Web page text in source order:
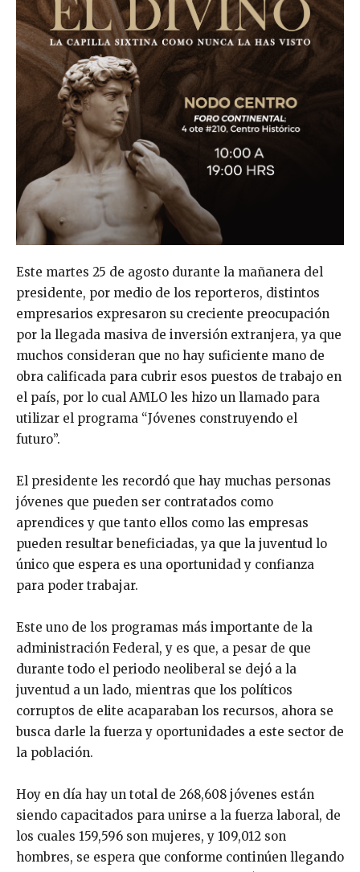
Este martes 25 de agosto durante la mañanera del
presidente, por medio de los reporteros, distintos
empresarios expresaron su creciente preocupación
por la llegada masiva de inversión extranjera, ya que
muchos consideran que no hay suficiente mano de
obra calificada para cubrir esos puestos de trabajo en
el país, por lo cual AMLO les hizo un llamado para
utilizar el programa “Jóvenes construyendo el
futuro”.
El presidente les recordó que hay muchas personas
jóvenes que pueden ser contratados como
aprendices y que tanto ellos como las empresas
pueden resultar beneficiadas, ya que la juventud lo
único que espera es una oportunidad y confianza
para poder trabajar.
Este uno de los programas más importante de la
administración Federal, y es que, a pesar de que
durante todo el periodo neoliberal se dejó a la
juventud a un lado, mientras que los políticos
corruptos de elite acaparaban los recursos, ahora se
busca darle la fuerza y oportunidades a este sector de
la población.
Hoy en día hay un total de 268,608 jóvenes están
siendo capacitados para unirse a la fuerza laboral, de
los cuales 159,596 son mujeres, y 109,012 son
hombres, se espera que conforme continúen llegando